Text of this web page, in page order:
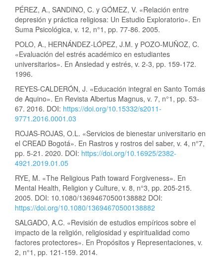
PÉREZ, A., SANDINO, C. y GÓMEZ, V. «Relación entre
depresión y práctica religiosa: Un Estudio Exploratorio». En
Suma Psicológica, v. 12, n°1, pp. 77-86. 2005.
POLO, A., HERNÁNDEZ-LÓPEZ, J.M. y POZO-MUÑOZ, C.
«Evaluación del estrés académico en estudiantes
universitarios». En Ansiedad y estrés, v. 2-3, pp. 159-172.
1996.
REYES-CALDERÓN, J. «Educación integral en Santo Tomás
de Aquino». En Revista Albertus Magnus, v. 7, n°1, pp. 53-
67. 2016. DOI: https://doi.org/10.15332/s2011-
9771.2016.0001.03
ROJAS-ROJAS, O.L. «Servicios de bienestar universitario en
el CREAD Bogotá». En Rastros y rostros del saber, v. 4, n°7,
pp. 5-21. 2020. DOI: https://doi.org/10.16925/2382-
4921.2019.01.05
RYE, M. «The Religious Path toward Forgiveness». En
Mental Health, Religion y Culture, v. 8, n°3, pp. 205-215.
2005. DOI: 10.1080/13694670500138882 DOI:
https://doi.org/10.1080/13694670500138882
SALGADO, A.C. «Revisión de estudios empíricos sobre el
impacto de la religión, religiosidad y espiritualidad como
factores protectores». En Propósitos y Representaciones, v.
2, n°1, pp. 121-159. 2014.